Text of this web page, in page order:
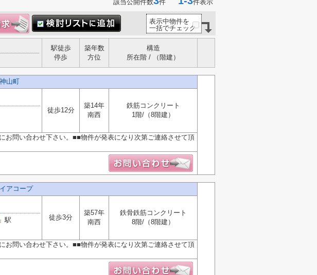
該当公開件数 件 件表示
表示中物件を
一括でチェック
駅徒歩
停歩
築年数
方位
構造
所在階 / （階建）
山町
徒歩12分
築14年
南西
鉄筋コンクリート
1階/（8階建）
お問い合わせ下さい。■■物件が発表になり次第ご連絡させて頂
アコープ
」駅 徒歩3分
築57年
南西
鉄骨鉄筋コンクリート
8階/（8階建）
お問い合わせ下さい。■■物件が発表になり次第ご連絡させて頂